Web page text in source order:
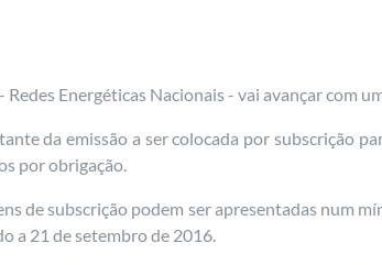
Redes Energéticas Nacionais - vai avançar com
da emissão a ser colocada por subscrição
por obrigação.
de subscrição podem ser apresentadas num
a 21 de setembro de 2016.